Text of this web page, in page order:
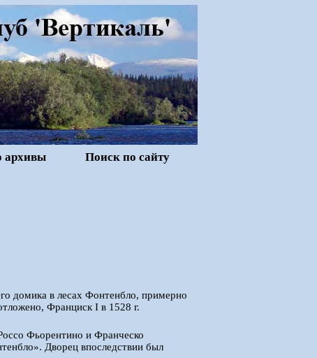
архивы Поиск по сайту
домика в лесах Фонтенбло, примерно
Франциск I в 1528 г.
Фьорентино и Франческо
Дворец впоследствии был